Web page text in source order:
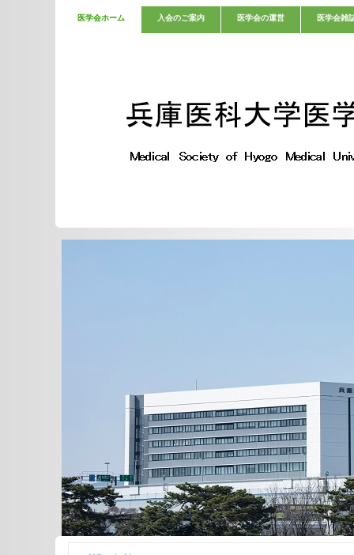
医学会ホーム 入会のご案内 医学会の運営 医学会雑